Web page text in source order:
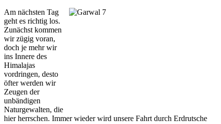
Am nächsten Tag
geht es richtig los.
Zunächst kommen
wir zügig voran,
doch je mehr wir
ins Innere des
Himalajas
vordringen, desto
öfter werden wir
Zeugen der
unbändigen
Naturgewalten, die
hier herrschen. Immer wieder wird unsere Fahrt durch Erdrutsche